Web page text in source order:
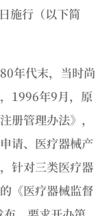
施行（以下简
年代末，当时尚
1996年9月，原
册管理办法》，
请、医疗器械产
针对三类医疗器
《医疗器械监督